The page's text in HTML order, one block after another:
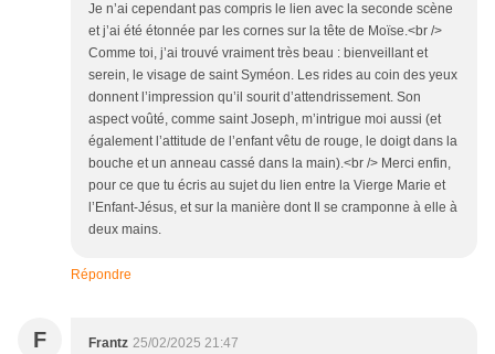
Je n’ai cependant pas compris le lien avec la seconde scène
et j’ai été étonnée par les cornes sur la tête de Moïse.<br />
Comme toi, j’ai trouvé vraiment très beau : bienveillant et
serein, le visage de saint Syméon. Les rides au coin des yeux
donnent l’impression qu’il sourit d’attendrissement. Son
aspect voûté, comme saint Joseph, m’intrigue moi aussi (et
également l’attitude de l’enfant vêtu de rouge, le doigt dans la
bouche et un anneau cassé dans la main).<br /> Merci enfin,
pour ce que tu écris au sujet du lien entre la Vierge Marie et
l’Enfant-Jésus, et sur la manière dont Il se cramponne à elle à
deux mains.
Répondre
F Frantz 25/02/2025 21:47